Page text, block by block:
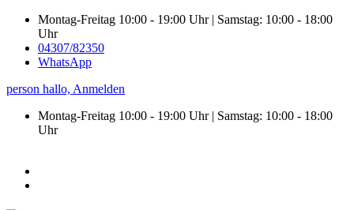
Montag-Freitag 10:00 - 19:00 Uhr | Samstag: 10:00 - 18:00
Uhr
04307/82350
WhatsApp
person hallo, Anmelden
Montag-Freitag 10:00 - 19:00 Uhr | Samstag: 10:00 - 18:00
Uhr